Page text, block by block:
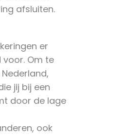
afsluiten.
er
Om te
jij bij een
door de lage
ook